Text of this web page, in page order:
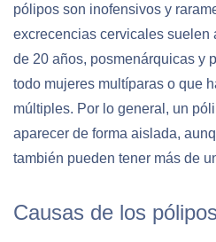
pólipos son inofensivos y
excrecencias cervicales suelen
de 20 años, posmenárquicas y
todo mujeres multíparas o que
múltiples. Por lo general, un
aparecer de forma aislada,
también pueden tener más de
Causas de los